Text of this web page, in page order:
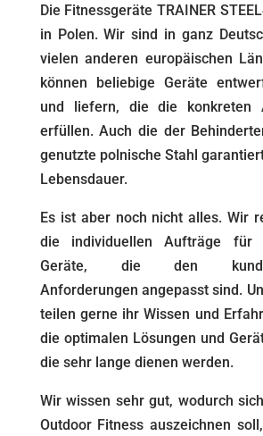
Die Fitnessgeräte TRAINER
in Polen. Wir sind in ganz
vielen anderen europäischen
können beliebige Geräte
und liefern, die die konkreten
erfüllen. Auch die der
genutzte polnische Stahl
Lebensdauer.
Es ist aber noch nicht alles. Wir
die individuellen Aufträge für
Geräte, die den
Anforderungen angepasst sind.
teilen gerne ihr Wissen und
die optimalen Lösungen und
die sehr lange dienen werden.
Wir wissen sehr gut, wodurch
Outdoor Fitness auszeichnen